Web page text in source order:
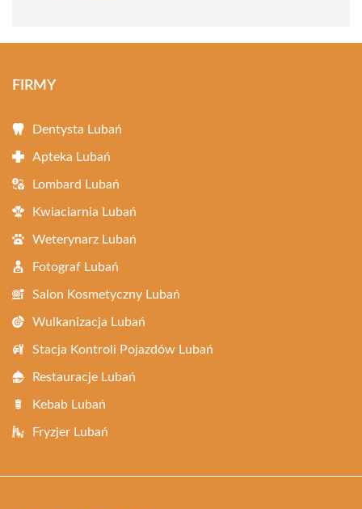
FIRMY
Dentysta Lubań
Apteka Lubań
Lombard Lubań
Kwiaciarnia Lubań
Weterynarz Lubań
Fotograf Lubań
Salon Kosmetyczny Lubań
Wulkanizacja Lubań
Stacja Kontroli Pojazdów Lubań
Restauracje Lubań
Kebab Lubań
Fryzjer Lubań